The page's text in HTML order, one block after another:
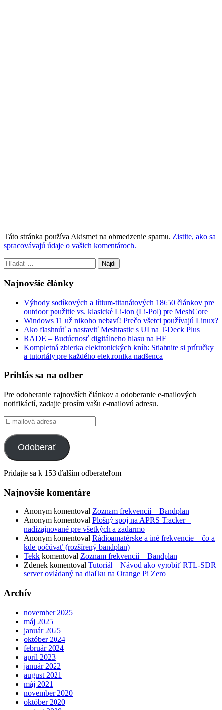
Táto stránka používa Akismet na obmedzenie spamu. Zistite, ako sa
spracovávajú údaje o vašich komentároch.
Hľadať:
Najnovšie články
Výhody sodíkových a lítium-titanátových 18650 článkov pre
outdoor použitie vs. klasické Li-ion (Li-Pol) pre MeshCore
Windows 11 už nikoho nebaví! Prečo všetci používajú Linux?
Ako flashnúť a nastaviť Meshtastic s UI na T-Deck Plus
RADE – Budúcnosť digitálneho hlasu na HF
Kompletná zbierka elektronických kníh: Stiahnite si príručky
a tutoriály pre každého elektronika nadšenca
Prihlás sa na odber
Pre odoberanie najnovších článkov a odoberanie e-mailových
notifikácií, zadajte prosím vašu e-mailovú adresu.
E-
mailová
adresa
Odoberať
Pridajte sa k 153 ďalším odberateľom
Najnovšie komentáre
Anonym komentoval Zoznam frekvencií – Bandplan
Anonym komentoval Plošný spoj na APRS Tracker –
nadizajnované pre všetkých a zadarmo
Anonym komentoval Rádioamatérske a iné frekvencie – čo a
kde počúvať (rozšírený bandplan)
Tekk komentoval Zoznam frekvencií – Bandplan
Zdenek komentoval Tutoriál – Návod ako vyrobiť RTL-SDR
server ovládaný na diaľku na Orange Pi Zero
Archív
november 2025
máj 2025
január 2025
október 2024
február 2024
apríl 2023
január 2022
august 2021
máj 2021
november 2020
október 2020